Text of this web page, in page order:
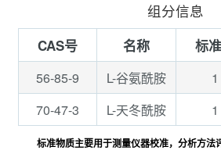
组分信息
CAS号 名称 标
56-85-9 L-谷氨酰胺 1
70-47-3
L-天冬酰胺 1
标准物质主要用于测量仪器校准，分析方法